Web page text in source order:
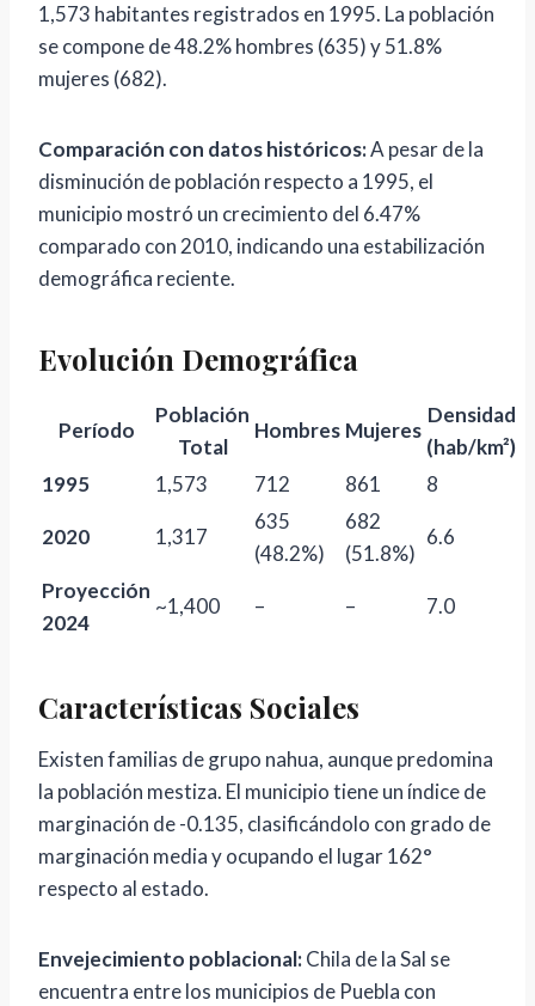
1,573 habitantes registrados en 1995. La población
se compone de 48.2% hombres (635) y 51.8%
mujeres (682).
Comparación con datos históricos:A pesar de la
disminución de población respecto a 1995, el
municipio mostró un crecimiento del 6.47%
comparado con 2010, indicando una estabilización
demográfica reciente.
Evolución Demográfica
Período
Población
Total
Hombres Mujeres
Densidad
(hab/km²)
1995
1,573 712 861 8
2020 1,317
635
(48.2%)
682
(51.8%)
6.6
Proyección
2024
~1,400 – – 7.0
Características Sociales
Existen familias de grupo nahua, aunque predomina
la población mestiza. El municipio tiene un índice de
marginación de -0.135, clasificándolo con grado de
marginación media y ocupando el lugar 162°
respecto al estado.
Envejecimiento poblacional:Chila de la Sal se
encuentra entre los municipios de Puebla con